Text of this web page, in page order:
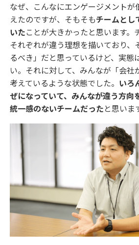
なぜ、こんなにエンゲージメントが
えたのですが、そもそもチームとし
いたことが大きかったと思います。
それぞれが違う理想を描いており、
るべき」だと思っているけど、実態
い。それに対して、みんなが「会社
考えているような状態でした。 いろ
ぜになっていて、みんなが違う方向
統一感のないチームだったと思いま